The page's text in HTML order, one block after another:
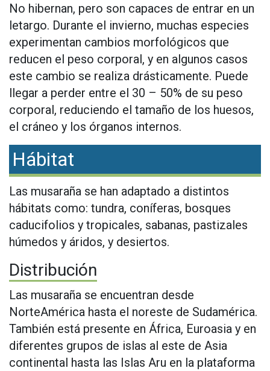
No hibernan, pero son capaces de entrar en un
letargo. Durante el invierno, muchas especies
experimentan cambios morfológicos que
reducen el peso corporal, y en algunos casos
este cambio se realiza drásticamente. Puede
llegar a perder entre el 30 – 50% de su peso
corporal, reduciendo el tamaño de los huesos,
el cráneo y los órganos internos.
Hábitat
Las musaraña se han adaptado a distintos
hábitats como: tundra, coníferas, bosques
caducifolios y tropicales, sabanas, pastizales
húmedos y áridos, y desiertos.
Distribución
Las musaraña se encuentran desde
NorteAmérica hasta el noreste de Sudamérica.
También está presente en África, Euroasia y en
diferentes grupos de islas al este de Asia
continental hasta las Islas Aru en la plataforma